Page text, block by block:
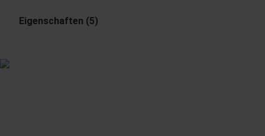
Eigenschaften (5)